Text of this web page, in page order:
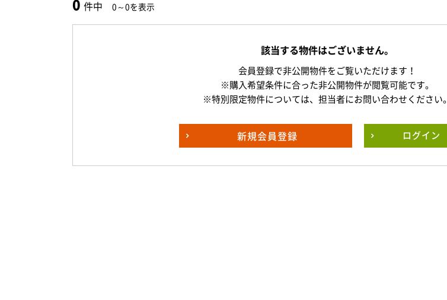
0 件中 0～0を表示
該当する物件はございません。
会員登録で非公開物件をご覧いただけます！
※購入希望条件に合った非公開物件が閲覧可能です。
※特別限定物件については、担当者にお問い合わせください。
新規会員登録 ログイン